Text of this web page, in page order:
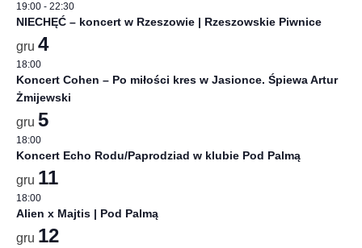
19:00 - 22:30
NIECHĘĆ – koncert w Rzeszowie | Rzeszowskie Piwnice
gru 4
18:00
Koncert Cohen – Po miłości kres w Jasionce. Śpiewa Artur
Żmijewski
gru 5
18:00
Koncert Echo Rodu/Paprodziad w klubie Pod Palmą
gru 11
18:00
Alien x Majtis | Pod Palmą
gru 12